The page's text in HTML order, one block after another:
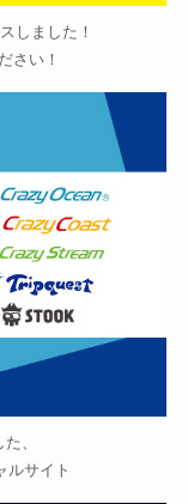
しました！
さい！
、
ルサイト